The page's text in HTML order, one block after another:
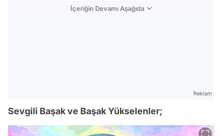
İçeriğin Devamı Aşağıda
Reklam
Sevgili Başak ve Başak Yükselenler;